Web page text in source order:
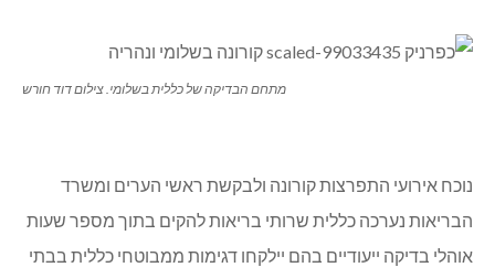
מתחם הבדיקה של כללית בשלומי. צילום דוד חורש
נוכח אירועי התפרצות קורונה ולבקשת ראשי הערים ומשרד
הבריאות נערכה כללית שרותי בריאות להקים בתוך מספר שעות
אוהלי בדיקה ייעודיים בהם יילקחו דגימות ממבוטחי כללית בבתי